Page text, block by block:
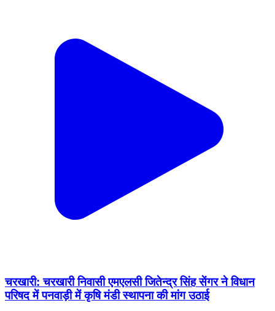
चरखारी: चरखारी निवासी एमएलसी जितेन्द्र सिंह सेंगर ने विधान
परिषद में पनवाड़ी में कृषि मंडी स्थापना की मांग उठाई